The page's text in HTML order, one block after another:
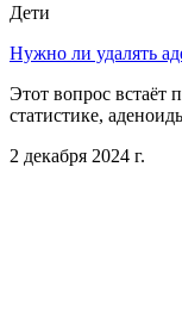
Дети
Нужно ли удалять
Этот вопрос встаёт
статистике,
2 декабря 2024 г.